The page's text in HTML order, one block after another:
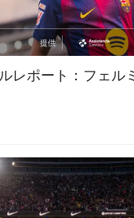
提供
asistencia
レポート：フェル
FCB